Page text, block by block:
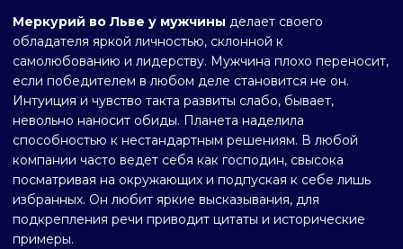
Меркурий во Льве у мужчины делает своего
обладателя яркой личностью, склонной к
самолюбованию и лидерству. Мужчина плохо переносит,
если победителем в любом деле становится не он.
Интуиция и чувство такта развиты слабо, бывает,
невольно наносит обиды. Планета наделила
способностью к нестандартным решениям. В любой
компании часто ведет себя как господин, свысока
посматривая на окружающих и подпуская к себе лишь
избранных. Он любит яркие высказывания, для
подкрепления речи приводит цитаты и исторические
примеры.